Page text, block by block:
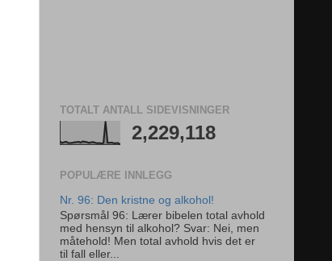
TOTALT ANTALL SIDEVISNINGER
2,229,118
POPULÆRE INNLEGG
Nr. 96: Den kristne og alkohol!
Spørsmål 96: Lærer bibelen total avhold
med hensyn til alkohol? Svar: Nei, men
måtehold! Men total avhold hvis det er
til fall eller...